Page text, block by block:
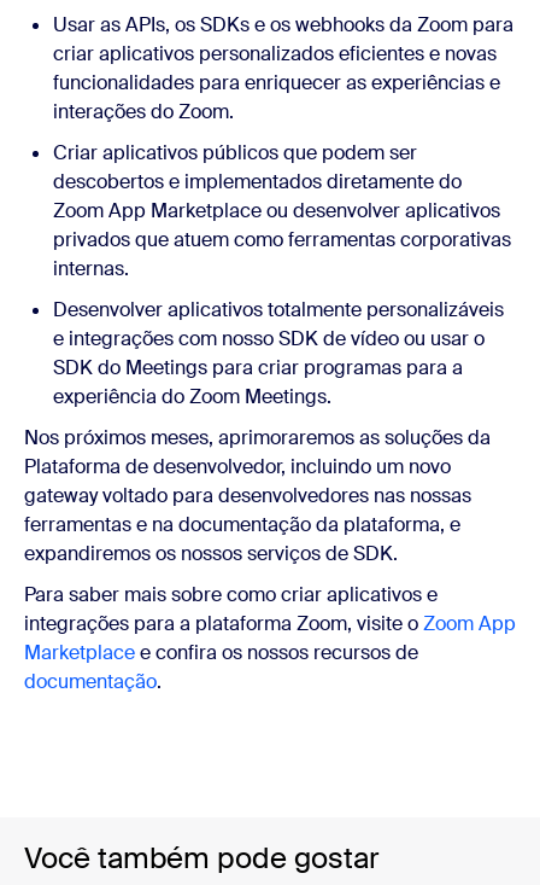
Usar as APIs, os SDKs e os webhooks da Zoom para
criar aplicativos personalizados eficientes e novas
funcionalidades para enriquecer as experiências e
interações do Zoom.
Criar aplicativos públicos que podem ser
descobertos e implementados diretamente do
Zoom App Marketplace ou desenvolver aplicativos
privados que atuem como ferramentas corporativas
internas.
Desenvolver aplicativos totalmente personalizáveis
e integrações com nosso SDK de vídeo ou usar o
SDK do Meetings para criar programas para a
experiência do Zoom Meetings.
Nos próximos meses, aprimoraremos as soluções da
Plataforma de desenvolvedor, incluindo um novo
gateway voltado para desenvolvedores nas nossas
ferramentas e na documentação da plataforma, e
expandiremos os nossos serviços de SDK.
Para saber mais sobre como criar aplicativos e
integrações para a plataforma Zoom, visite oZoom App
Marketplacee confira os nossos recursos de
documentação.
Você também pode gostar